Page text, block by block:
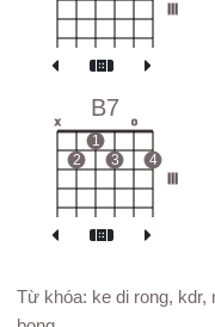
B7
x
2
1
3
o
4
Từ khóa: ke di rong, kdr,